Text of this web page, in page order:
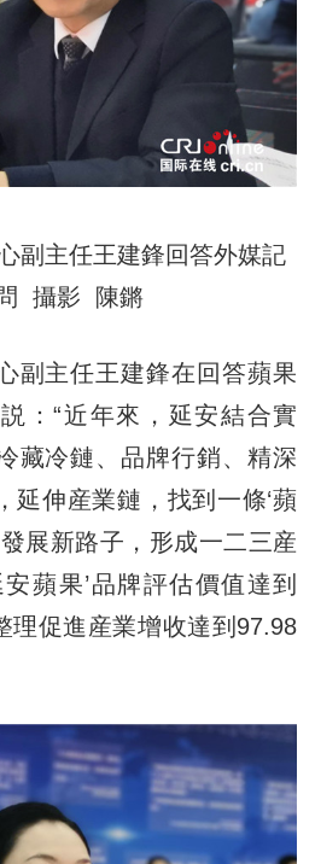
主任王建鋒回答外媒記
攝影 陳鏘
主任王建鋒在回答蘋果
：“近年來，延安結合實
藏冷鏈、品牌行銷、精深
延伸産業鏈，找到一條‘蘋
展新路子，形成一二三産
蘋果’品牌評估價值達到
理促進産業增收達到97.98